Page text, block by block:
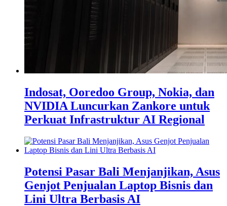
Indosat, Ooredoo Group, Nokia, dan
NVIDIA Luncurkan Zankore untuk
Perkuat Infrastruktur AI Regional
Potensi Pasar Bali Menjanjikan, Asus
Genjot Penjualan Laptop Bisnis dan
Lini Ultra Berbasis AI